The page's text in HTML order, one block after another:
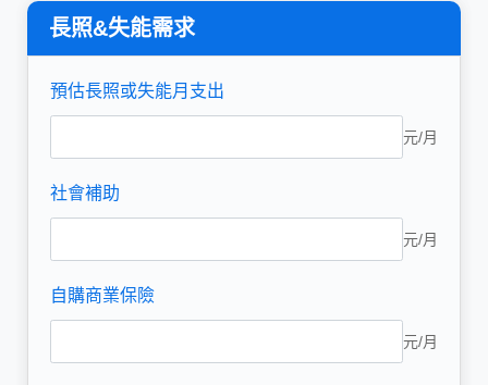
長照&失能需求
預估長照或失能月支出
元/月
社會補助
元/月
自購商業保險
元/月